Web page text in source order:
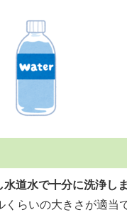
道水で十分に洗浄しま
くらいの大きさが適当